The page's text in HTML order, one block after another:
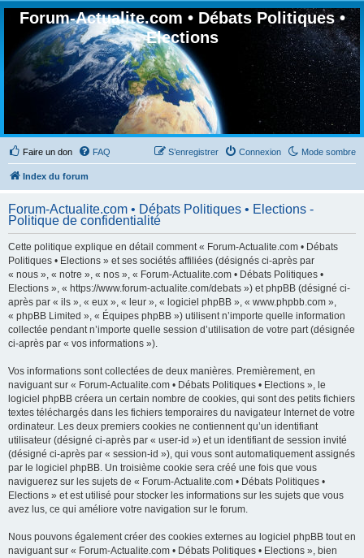
Forum-Actualite.com • Débats Politiques •
Elections
Faire un don Mode sombre
FAQ Connexion
S’enregistrer
Index du forum
Forum-Actualite.com • Débats Politiques • Elections -
Politique de confidentialité
Cette politique explique en détail comment « Forum-Actualite.com • Débats
Politiques • Elections » et ses sociétés affiliées (désignés ci-après par
« nous », « notre », « nos », « Forum-Actualite.com • Débats Politiques •
Elections », « https://www.forum-actualite.com/debats ») et phpBB (désigné ci-
après par « ils », « eux », « leur », « logiciel phpBB », « www.phpbb.com »,
« phpBB Limited », « Équipes phpBB ») utilisent n’importe quelle information
collectée pendant n’importe quelle session d’utilisation de votre part (désignée
ci-après par « vos informations »).
Vos informations sont collectées de deux manières. Premièrement, en
naviguant sur « Forum-Actualite.com • Débats Politiques • Elections », le
logiciel phpBB créera un certain nombre de cookies, qui sont des petits fichiers
textes téléchargés dans les fichiers temporaires du navigateur Internet de votre
ordinateur. Les deux premiers cookies ne contiennent qu’un identifiant
utilisateur (désigné ci-après par « user-id ») et un identifiant de session invité
(désigné ci-après par « session-id »), qui vous sont automatiquement assignés
par le logiciel phpBB. Un troisième cookie sera créé une fois que vous
naviguerez sur les sujets de « Forum-Actualite.com • Débats Politiques •
Elections » et est utilisé pour stocker les informations sur les sujets que vous
avez lus, ce qui améliore votre navigation sur le forum.
Nous pouvons également créer des cookies externes au logiciel phpBB tout en
naviguant sur « Forum-Actualite.com • Débats Politiques • Elections », bien